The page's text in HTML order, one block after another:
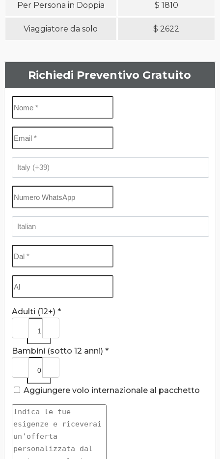
Per Persona in Doppia $ 1810
Viaggiatore da solo $ 2622
Richiedi Preventivo Gratuito
Adulti (12+) *
Bambini (sotto 12 anni) *
Aggiungere volo internazionale al pacchetto